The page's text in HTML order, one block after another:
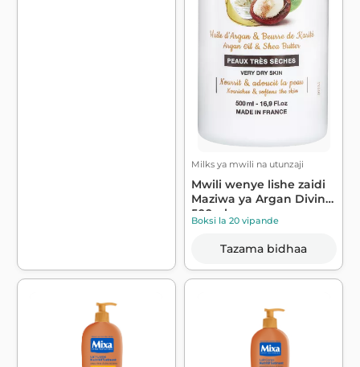
Milks ya mwili na utunzaji
Mwili wenye lishe zaidi
Maziwa ya Argan Divin
500ml -...
Boksi la 20 vipande
Tazama bidhaa